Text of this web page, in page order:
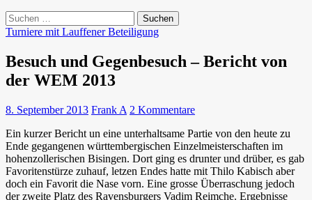
Suchen
nach:
Turniere mit Lauffener Beteiligung
Besuch und Gegenbesuch – Bericht von
der WEM 2013
8. September 2013 Frank A 2 Kommentare
Ein kurzer Bericht un eine unterhaltsame Partie von den heute zu
Ende gegangenen württembergischen Einzelmeisterschaften im
hohenzollerischen Bisingen. Dort ging es drunter und drüber, es gab
Favoritenstürze zuhauf, letzen Endes hatte mit Thilo Kabisch aber
doch ein Favorit die Nase vorn. Eine grosse Überraschung jedoch
der zweite Platz des Ravensburgers Vadim Reimche. Ergebnisse